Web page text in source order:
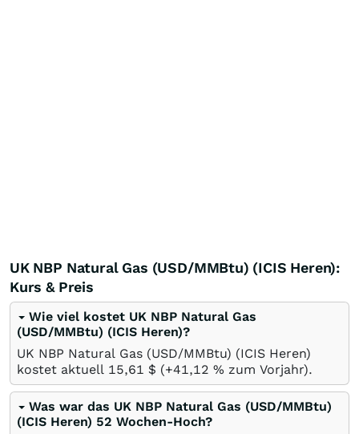
UK NBP Natural Gas (USD/MMBtu) (ICIS Heren):
Kurs & Preis
Wie viel kostet UK NBP Natural Gas
(USD/MMBtu) (ICIS Heren)?
UK NBP Natural Gas (USD/MMBtu) (ICIS Heren)
kostet aktuell 15,61 $ (+41,12 % zum Vorjahr).
Was war das UK NBP Natural Gas (USD/MMBtu)
(ICIS Heren) 52 Wochen-Hoch?